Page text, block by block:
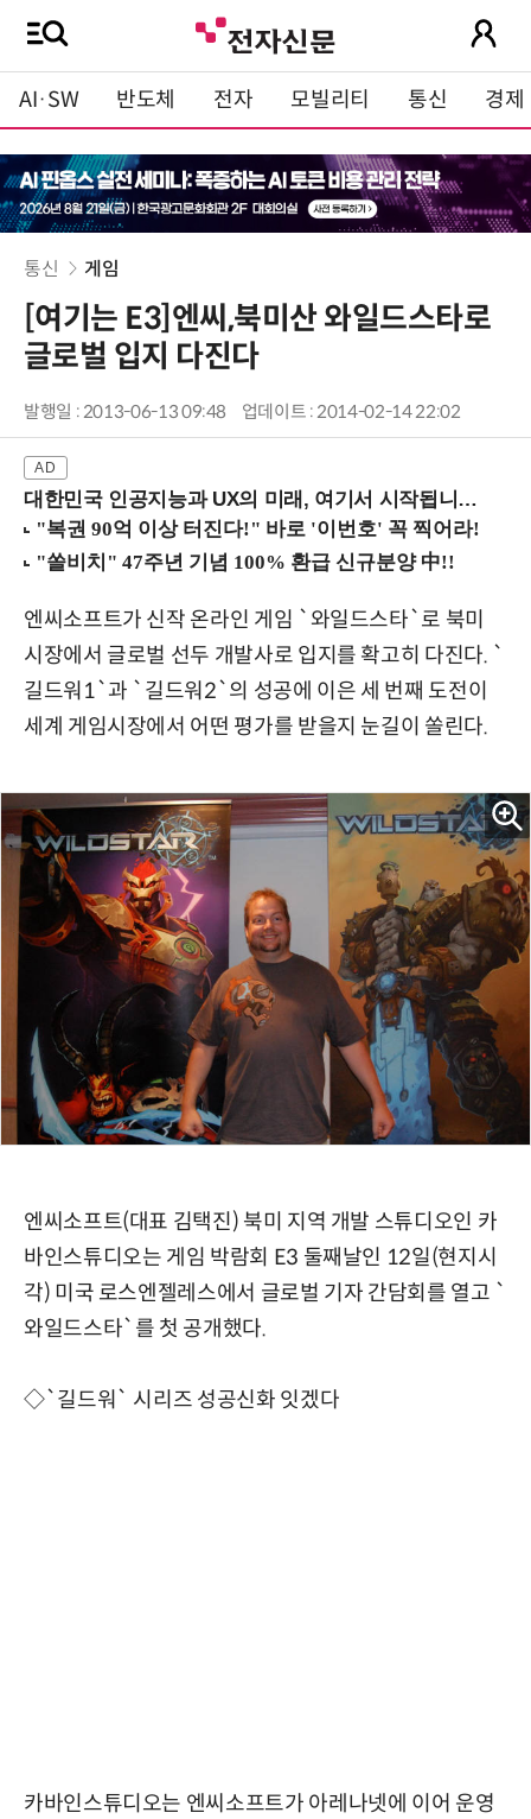
AI·SW 반도체 전자 모빌리티 통신 경제
통신 게임
[여기는 E3]엔씨,북미산 와일드스타로
글로벌 입지 다진다
발행일 : 2013-06-13 09:48 업데이트 : 2014-02-14 22:02
대한민국 인공지능과 UX의 미래, 여기서 시작됩니다! (9/2 강남역)
엔씨소프트가 신작 온라인 게임 `와일드스타`로 북미
시장에서 글로벌 선두 개발사로 입지를 확고히 다진다. `
길드워1`과 `길드워2`의 성공에 이은 세 번째 도전이
세계 게임시장에서 어떤 평가를 받을지 눈길이 쏠린다.
엔씨소프트(대표 김택진) 북미 지역 개발 스튜디오인 카
바인스튜디오는 게임 박람회 E3 둘째날인 12일(현지시
각) 미국 로스엔젤레스에서 글로벌 기자 간담회를 열고 `
와일드스타`를 첫 공개했다.
◇`길드워` 시리즈 성공신화 잇겠다
카바인스튜디오는 엔씨소프트가 아레나넷에 이어 운영